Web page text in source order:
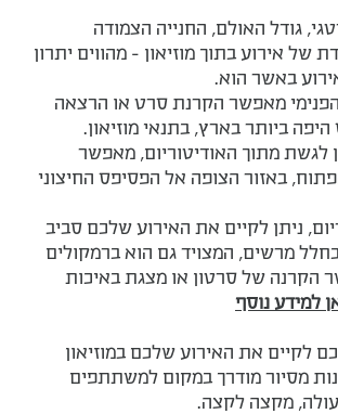
גודל האולם, החנייה הצמודה
של אירוע בתוך מוזיאון - מהווים יתרון
באשר הוא.
מאפשר הקרנת סרט או הרצאה
ביותר בארץ, בתנאי מוזיאון.
לגשת מתוך האודיטוריום, מאפשר
באזור הצופה אל הפסיפס החיצוני
ניתן לקיים את האירוע שלכם סביב
מרשים, המצויד גם הוא ברמקולים
הקרנה של סרטון או מצגת באיכות
למידע נוסף
לקיים את האירוע שלכם במוזיאון
מסיור מודרך במקום למשתתפים
מקצה לקצה.